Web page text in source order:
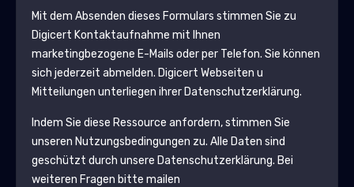
Mit dem Absenden dieses Formulars stimmen Sie zu
Digicert Kontaktaufnahme mit Ihnen
marketingbezogene E-Mails oder per Telefon. Sie können
sich jederzeit abmelden. Digicert Webseiten u
Mitteilungen unterliegen ihrer Datenschutzerklärung.
Indem Sie diese Ressource anfordern, stimmen Sie
unseren Nutzungsbedingungen zu. Alle Daten sind
geschützt durch unsere Datenschutzerklärung. Bei
weiteren Fragen bitte mailen